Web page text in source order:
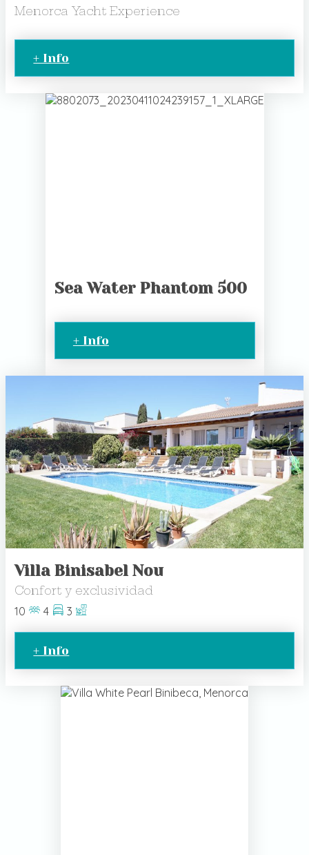
Menorca Yacht Experience
+ Info
Sea Water Phantom 500
+ Info
Villa Binisabel Nou
Confort y exclusividad
10
4 3
+ Info